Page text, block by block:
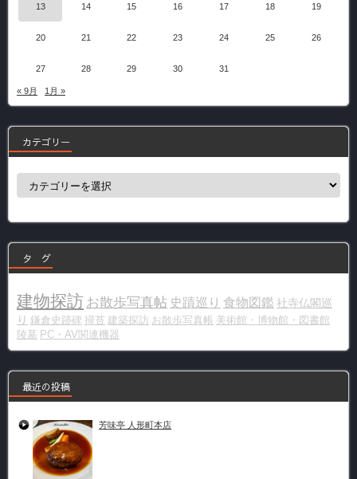
13 14 15 16 17 18 19
20 21 22 23 24 25 26
27 28 29 30 31
« 9月 1月 »
カテゴリー
カ
ー
タ グ
建物探訪 お散歩写真帖 史蹟巡り 食物図鑑 社寺仏閣巡
り 鎌倉史跡碑 掃苔 建築探訪 お散歩写真帳 美術館・博物館・図書館
陵墓 PC・AV関連機器
最近の投稿
芳味亭 人形町本店